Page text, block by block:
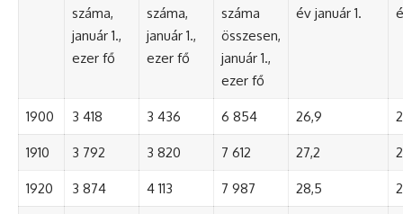
száma,
január 1.,
ezer fő
száma,
január 1.,
ezer fő
száma
összesen,
január 1.,
ezer fő
év január 1.
1900 3 418 3 436 6 854 26,9
1910 3 792 3 820 7 612 27,2
1920 3 874 4 113 7 987 28,5